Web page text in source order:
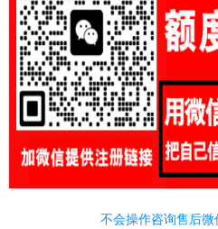
不会操作咨询售后